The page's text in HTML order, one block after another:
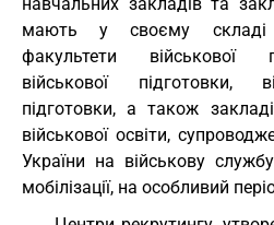
мають у своєму складі
факультети військової
військової підготовки,
підготовки, а також
військової освіти,
України на військову
мобілізації, на особливий